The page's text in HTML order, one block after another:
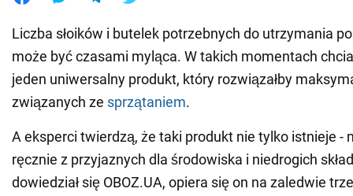
Liczba słoików i butelek potrzebnych do utrzymania
może być czasami myląca. W takich momentach
jeden uniwersalny produkt, który rozwiązałby
związanych ze sprzątaniem.
A eksperci twierdzą, że taki produkt nie tylko istnieje -
ręcznie z przyjaznych dla środowiska i niedrogich
dowiedział się OBOZ.UA, opiera się on na zaledwie